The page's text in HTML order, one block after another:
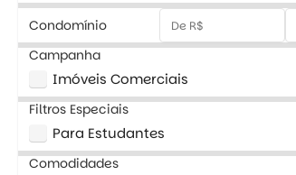
Condomínio
Campanha
Imóveis Comerciais
Filtros Especiais
Para Estudantes
Comodidades